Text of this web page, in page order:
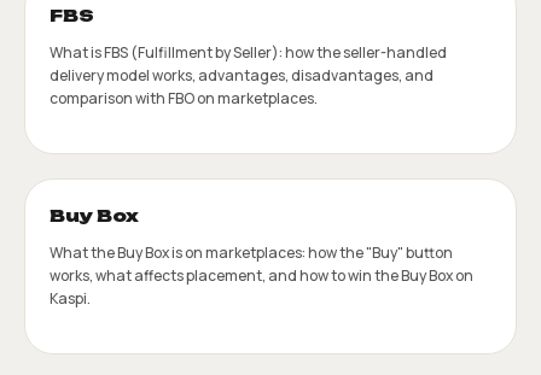
FBS
What is FBS (Fulfillment by Seller): how the seller-handled
delivery model works, advantages, disadvantages, and
comparison with FBO on marketplaces.
Buy Box
What the Buy Box is on marketplaces: how the "Buy" button
works, what affects placement, and how to win the Buy Box on
Kaspi.